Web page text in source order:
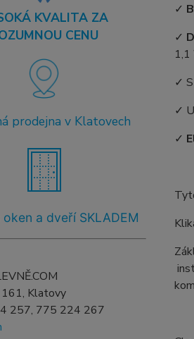
KVALITA ZA
CENU
prodejna v Klatovech
a dveří SKLADEM
161, Klatovy
257, 775 224 267
✓
✓
1,1
✓
✓
✓